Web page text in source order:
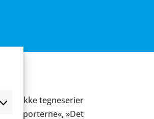
en række tegneserier
»Reporterne«, »Det